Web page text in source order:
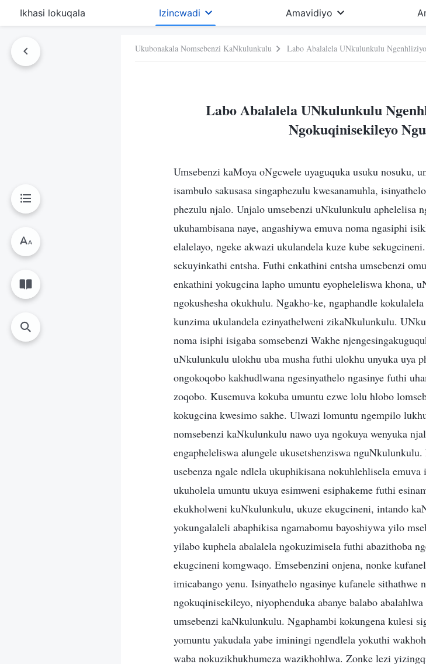
Ikhasi lokuqala Izincwadi Amavidiyo
Ukubonakala Nomsebenzi KaNkulunkulu Labo Abalalela UNkulunkulu
Labo Abalalela UNkulunkulu
Ngokuqinisekileyo
Umsebenzi kaMoya oNgcwele uyaguquka usuku nosuku,
isambulo sakusasa singaphezulu kwesanamuhla,
phezulu njalo. Unjalo umsebenzi uNkulunkulu aphelelisa
ukuhambisana naye, angashiywa emuva noma ngasiphi
elalelayo, ngeke akwazi ukulandela kuze kube
sekuyinkathi entsha. Futhi enkathini entsha umsebenzi
enkathini yokugcina lapho umuntu eyopheleliswa khona,
ngokushesha okukhulu. Ngakho-ke, ngaphandle
kunzima ukulandela ezinyathelweni zikaNkulunkulu.
noma isiphi isigaba somsebenzi Wakhe
uNkulunkulu ulokhu uba musha futhi ulokhu unyuka uya
ongokoqobo kakhudlwana ngesinyathelo ngasinye futhi
zoqobo. Kusemuva kokuba umuntu ezwe lolu hlobo
kokugcina kwesimo sakhe. Ulwazi lomuntu ngempilo
nomsebenzi kaNkulunkulu nawo uya ngokuya wenyuka
engapheleliswa alungele ukusetshenziswa
usebenza ngale ndlela ukuphikisana nokuhlehlisela
ukuholela umuntu ukuya esimweni esiphakeme futhi
ekukholweni kuNkulunkulu, ukuze ekugcineni, intando
yokungalaleli abaphikisa ngamabomu bayoshiywa yilo
yilabo kuphela abalalela ngokuzimisela futhi abazithoba
ekugcineni komgwaqo. Emsebenzini onjena, nonke
imicabango yenu. Isinyathelo ngasinye kufanele sithathwe
ngokuqinisekileyo, niyophenduka abanye balabo
umsebenzi kaNkulunkulu. Ngaphambi kokungena kulesi
yomuntu yakudala yabe iminingi ngendlela yokuthi
waba nokuzikhukhumeza wazikhohlwa. Zonke lezi